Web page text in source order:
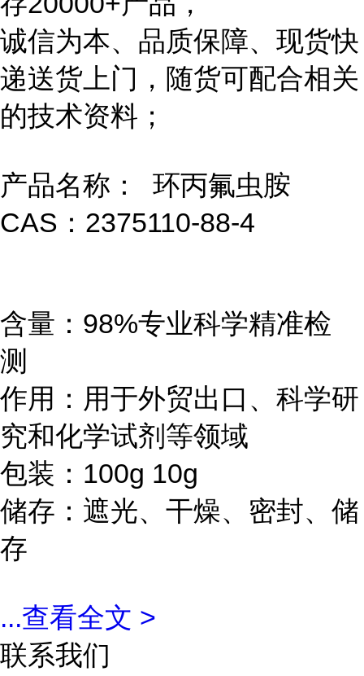
诚信为本、品质保障、现货快
递送货上门，随货可配合相关
的技术资料；
产品名称： 环丙氟虫胺
CAS：2375110-88-4
含量：98%专业科学精准检
测
作用：用于外贸出口、科学研
究和化学试剂等领域
包装：100g 10g
储存：遮光、干燥、密封、储
存
...查看全文 >
联系我们